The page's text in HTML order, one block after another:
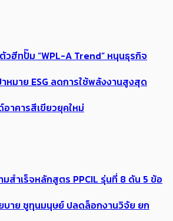
วฮีทปั๊ม “WPL-A Trend” หนุนธุรกิจ
าหมาย ESG ลดการใช้พลังงานสูงสุด
าคารสีเขียวยุคใหม่
มสำเร็จหลักสูตร PPCIL รุ่นที่ 8 ดัน 5 ข้อ
บาย ชูทุนมนุษย์ ปลดล็อกงานวิจัย ยก